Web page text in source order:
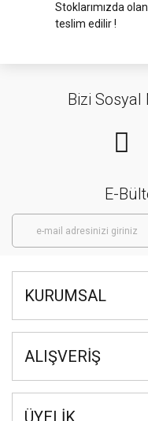
Stoklarımızda
teslim edilir !
Bizi Sosyal
E-
KURUMSAL
ALIŞVERİŞ
ÜYELİK